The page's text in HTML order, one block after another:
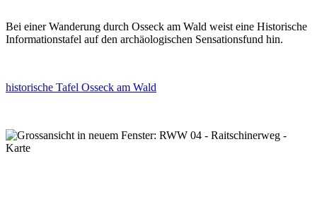
Bei einer Wanderung durch Osseck am Wald weist eine Historische
Informationstafel auf den archäologischen Sensationsfund hin.
historische Tafel Osseck am Wald